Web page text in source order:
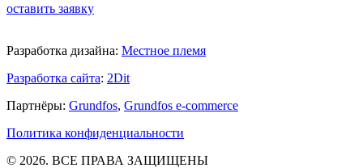
оставить заявку
Разработка дизайна: Местное племя
Разработка сайта: 2Dit
Партнёры: Grundfos, Grundfos e-commerce
Политика конфиденциальности
© 2026. ВСЕ ПРАВА ЗАЩИЩЕНЫ